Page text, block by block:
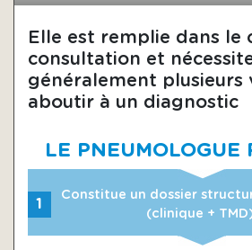
Elle est remplie dans le
consultation et
généralement plusieurs
aboutir à un diagnostic
LE PNEUMOLOGUE
1
Constitue un dossier
(clinique +